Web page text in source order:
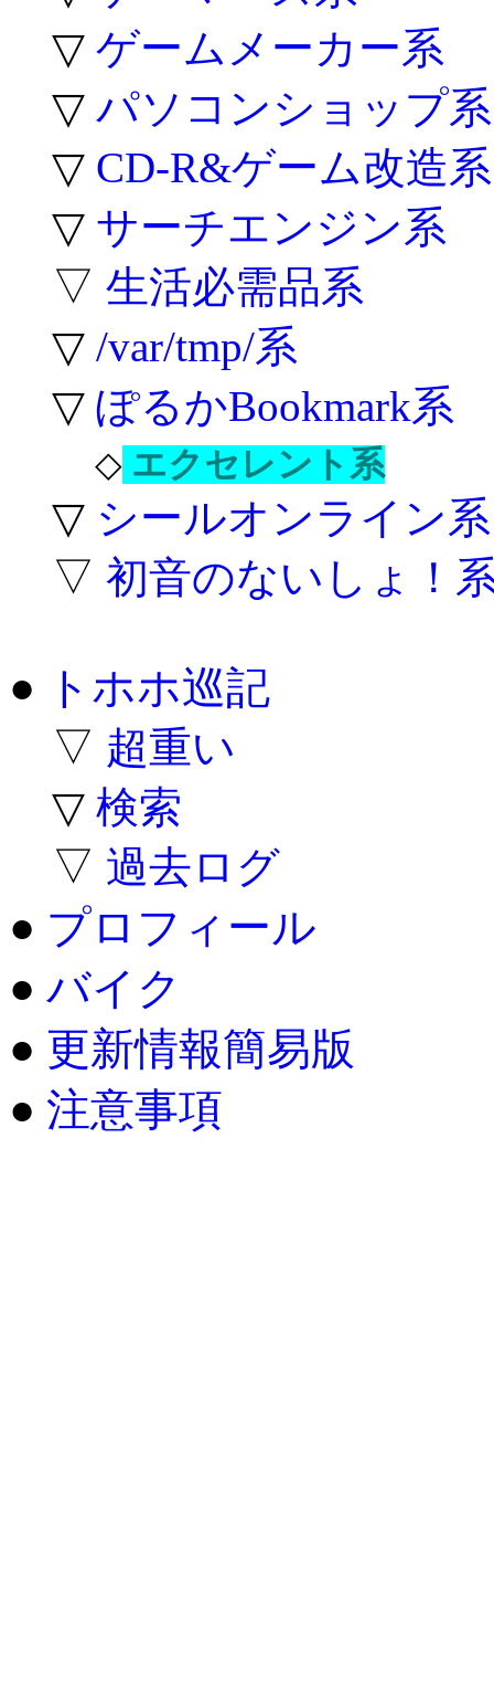
▽ ゲームメーカー系
▽ パソコンショップ系
▽ CD-R&ゲーム改造系
▽ サーチエンジン系
▽ 生活必需品系
▽ /var/tmp/系
▽ ぽるかBookmark系
◇ エクセレント系
▽ シールオンライン系
▽ 初音のないしょ！
● トホホ巡記
▽ 超重い
▽ 検索
▽ 過去ログ
● プロフィール
● バイク
● 更新情報簡易版
● 注意事項